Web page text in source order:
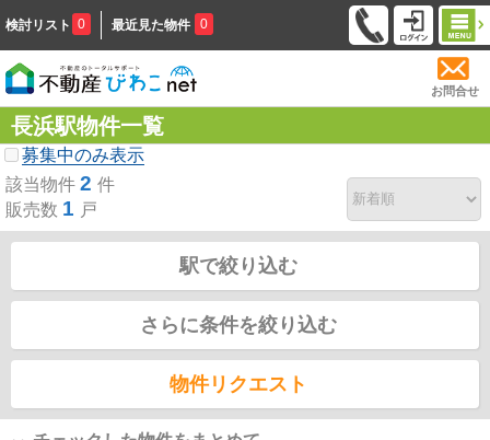
検討リスト 0 最近見た物件 0
お問合せ
長浜駅物件一覧
募集中のみ表示
該当物件 2 件
販売数 1 戸
駅で絞り込む
さらに条件を絞り込む
物件リクエスト